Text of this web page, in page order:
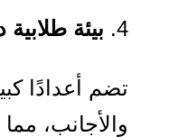
بيئة طلابية
تضم أعدادًا
والأجانب،